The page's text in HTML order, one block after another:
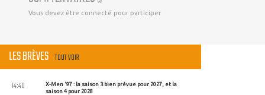
Vous devez être connecté pour participer
LES BRÈVES TOUT VOIR
X-Men '97 : la saison 3 bien prévue pour 2027, et la
saison 4 pour 2028
14:40